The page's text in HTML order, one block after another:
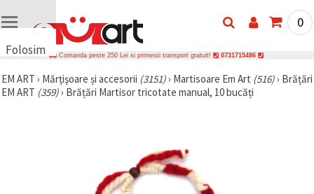
Folosim
uri
🍪 Folosim
0
Comanda peste 250 Lei si primesti transport gratuit! 0731715486
EM ART › Mărţişoare și accesorii (3151)› Martisoare Em Art (516)› Brățări
EM ART (359)› Brățări Martisor tricotate manual, 10 bucăți